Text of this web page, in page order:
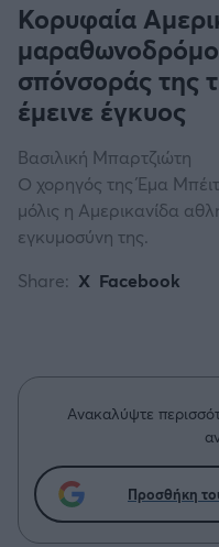
Κορυφαία
σπόνσοράς της
έμεινε έγκυος
Βασιλική Μπαρτζιώτη
Ο χορηγός της Έμα
μόλις η Αμερικανίδα
εγκυμοσύνη της.
Share: X Facebook
Ανακαλύψτε
Προσθήκη